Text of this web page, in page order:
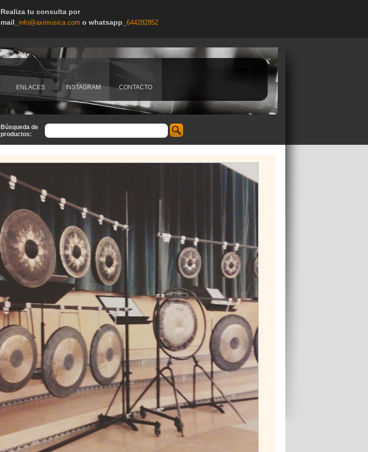
Búsqueda de
productos:
Realiza tu consulta por
mail_ info@aximusica.com o whatsapp_ 644282852
ENLACES INSTAGRAM CONTACTO